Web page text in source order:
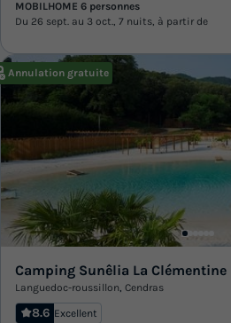
MOBILHOME 6 personnes
Du 26 sept. au 3 oct., 7 nuits, à partir de
Annulation gratuite
Camping Sunêlia La Clémentine
Languedoc-roussillon, Cendras
8.6 Excellent